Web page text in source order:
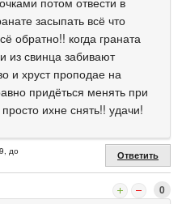
засыпать всё что
обратно!! когда граната
из свинца забивают
и хруст проподае на
придёться менять при
ихне снять!! удачи!
до
Ответить
0